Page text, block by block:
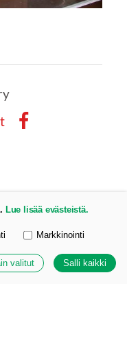
Lue lisää evästeistä.
Markkinointi
valitut Salli kaikki